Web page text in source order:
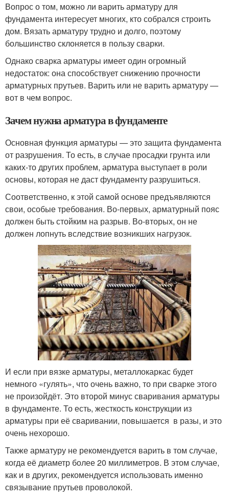
Вопрос о том, можно ли варить арматуру для
фундамента интересует многих, кто собрался строить
дом. Вязать арматуру трудно и долго, поэтому
большинство склоняется в пользу сварки.
Однако сварка арматуры имеет один огромный
недостаток: она способствует снижению прочности
арматурных прутьев. Варить или не варить арматуру —
вот в чем вопрос.
Зачем нужна арматура в фундаменте
Основная функция арматуры — это защита фундамента
от разрушения. То есть, в случае просадки грунта или
каких-то других проблем, арматура выступает в роли
основы, которая не даст фундаменту разрушиться.
Соответственно, к этой самой основе предъявляются
свои, особые требования. Во-первых, арматурный пояс
должен быть стойким на разрыв. Во-вторых, он не
должен лопнуть вследствие возникших нагрузок.
И если при вязке арматуры, металлокаркас будет
немного «гулять», что очень важно, то при сварке этого
не произойдёт. Это второй минус сваривания арматуры
в фундаменте. То есть, жесткость конструкции из
арматуры при её сваривании, повышается в разы, и это
очень нехорошо.
Также арматуру не рекомендуется варить в том случае,
когда её диаметр более 20 миллиметров. В этом случае,
как и в других, рекомендуется использовать именно
связывание прутьев проволокой.